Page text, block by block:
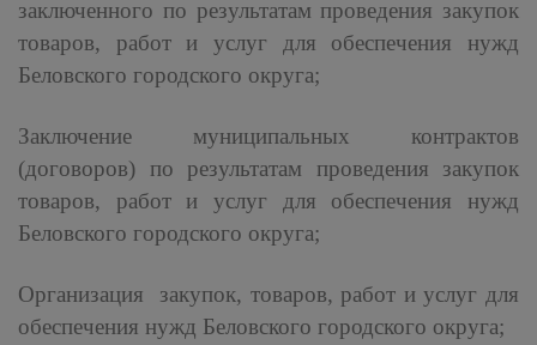
заключенного по результатам проведения закупок
товаров, работ и услуг для обеспечения нужд
Беловского городского округа;
Заключение муниципальных контрактов
(договоров) по результатам проведения закупок
товаров, работ и услуг для обеспечения нужд
Беловского городского округа;
Организация закупок, товаров, работ и услуг для
обеспечения нужд Беловского городского округа;